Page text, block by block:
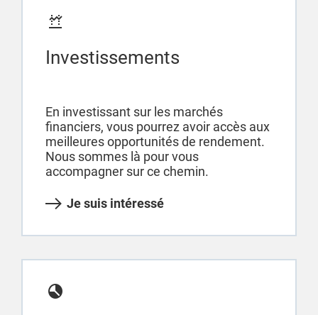
Investissements
En investissant sur les marchés
financiers, vous pourrez avoir accès aux
meilleures opportunités de rendement.
Nous sommes là pour vous
accompagner sur ce chemin.
Je suis intéressé